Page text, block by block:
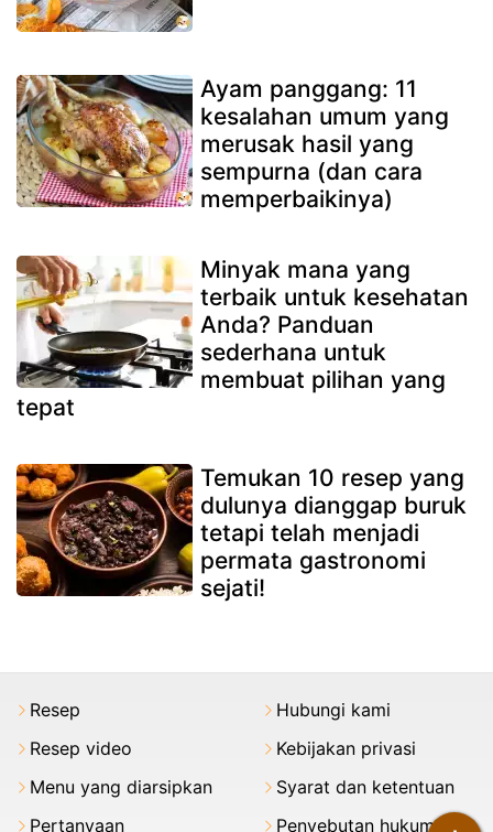
Ayam panggang: 11
kesalahan umum yang
merusak hasil yang
sempurna (dan cara
memperbaikinya)
Minyak mana yang
terbaik untuk kesehatan
Anda? Panduan
sederhana untuk
membuat pilihan yang
tepat
Temukan 10 resep yang
dulunya dianggap buruk
tetapi telah menjadi
permata gastronomi
sejati!
Resep
Resep video
Menu yang diarsipkan
Pertanyaan
Hubungi kami
Kebijakan privasi
Syarat dan ketentuan
Penyebutan hukum